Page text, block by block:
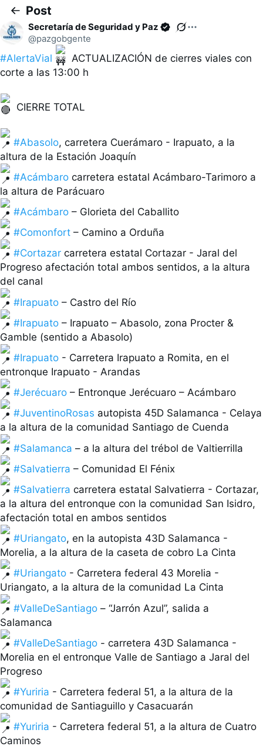
a
v
e
r
o
s
t
a
j
o
s
d
e
l
t
e
c
l
a
d
o
,
p
r
e
s
i
o
n
a
e
l
s
i
g
n
o
d
e
i
n
t
e
r
r
o
g
a
c
i
ó
n
V
e
r
a
t
a
j
Inicio
Explorar
2Notificaciones
Guardados
Premium
Perfil
Más opciones
Postear
Observatorio Informativo Noticias
Post
o
v
r
a
c
ó
n
Secretaría de Seguridad y Paz
@pazgobgente
#AlertaVial
ACTUALIZACIÓN de cierres viales con
corte a las 13:00 h
CIERRE TOTAL
#Abasolo, carretera Cuerámaro - Irapuato, a la
#Acámbaro carretera estatal Acámbaro-Tarimoro a
#Acámbaro
– Glorieta del Caballito
#Comonfort
#Cortazar carretera estatal Cortazar - Jaral del
Progreso afectación total ambos sentidos, a la altura
#Irapuato
– Castro del Río
#Irapuato – Irapuato – Abasolo, zona Procter &
#Irapuato - Carretera Irapuato a Romita, en el
#Jerécuaro
– Entronque Jerécuaro – Acámbaro
#JuventinoRosas autopista 45D Salamanca - Celaya
#Salamanca
#Salvatierra
– Comunidad El Fénix
#Salvatierra carretera estatal Salvatierra - Cortazar,
a la altura del entronque con la comunidad San Isidro,
#Uriangato, en la autopista 43D Salamanca -
#Uriangato - Carretera federal 43 Morelia -
#ValleDeSantiago – “Jarrón Azul”, salida a
#ValleDeSantiago - carretera 43D Salamanca -
Morelia en el entronque Valle de Santiago a Jaral del
#Yuriria - Carretera federal 51, a la altura de la
#Yuriria - Carretera federal 51, a la altura de Cuatro
Caminos